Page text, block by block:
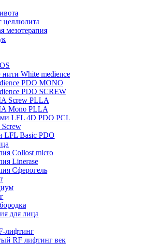
целлюлита
мезотерапия
White medience
PDO MONO
PDO SCREW
Screw PLLA
Mono PLLA
LFL 4D PDO PCL
LFL Basic PDO
Collost micro
Linerase
Сферогель
для лица
лифтинг
RF лифтинг век